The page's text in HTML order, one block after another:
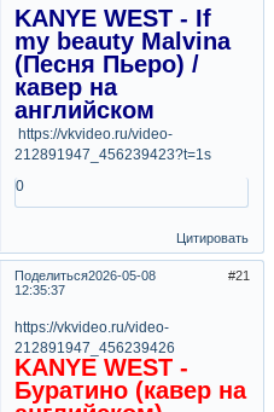
KANYE WEST - If
my beauty Malvina
(Песня Пьеро) /
кавер на
английском
https://vkvideo.ru/video-
212891947_456239423?t=1s
0
Цитировать
Поделиться 21
2026-05-08
12:35:37
https://vkvideo.ru/video-
212891947_456239426
KANYE WEST -
Буратино (кавер на